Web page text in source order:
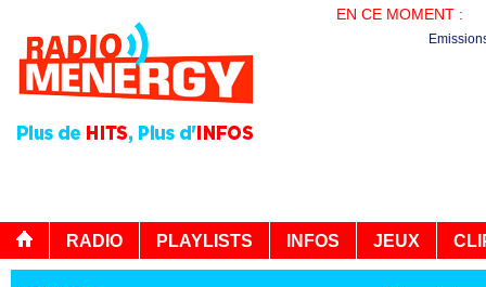
EN CE MOMENT :
RADIO PLAYLISTS INFOS JEUX